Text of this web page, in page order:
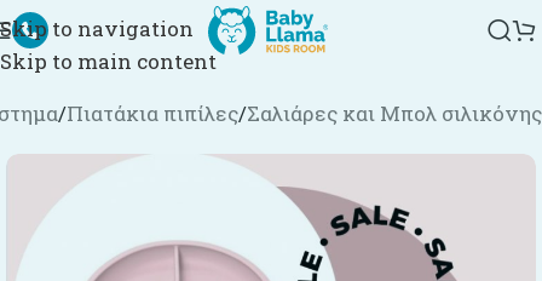
Skip to navigation
Skip to main content
/Πιατάκια πιπίλες/Σαλιάρες και Μπολ σιλικόνης